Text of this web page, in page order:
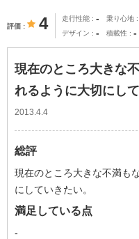
評価 4 走行性能 - 乗り心地
デザイン - 積載性 -
現在のところ大きな
れるように大切にして
2013.4.4
総評
現在のところ大きな不満も
にしていきたい。
満足している点
-